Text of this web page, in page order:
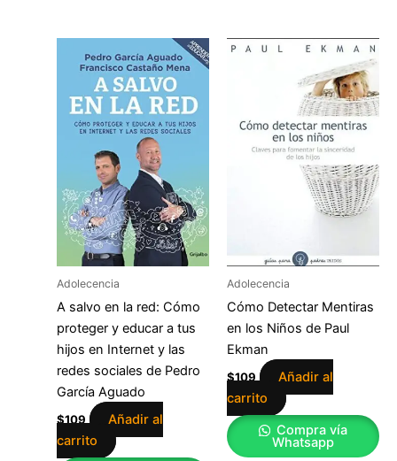
Adolecencia
A salvo en la red: Cómo
proteger y educar a tus
hijos en Internet y las
redes sociales de Pedro
García Aguado
$109
Añadir al
carrito
Adolecencia
Cómo Detectar Mentiras
en los Niños de Paul
Ekman
$109
Añadir al
carrito
Compra vía
Whatsapp